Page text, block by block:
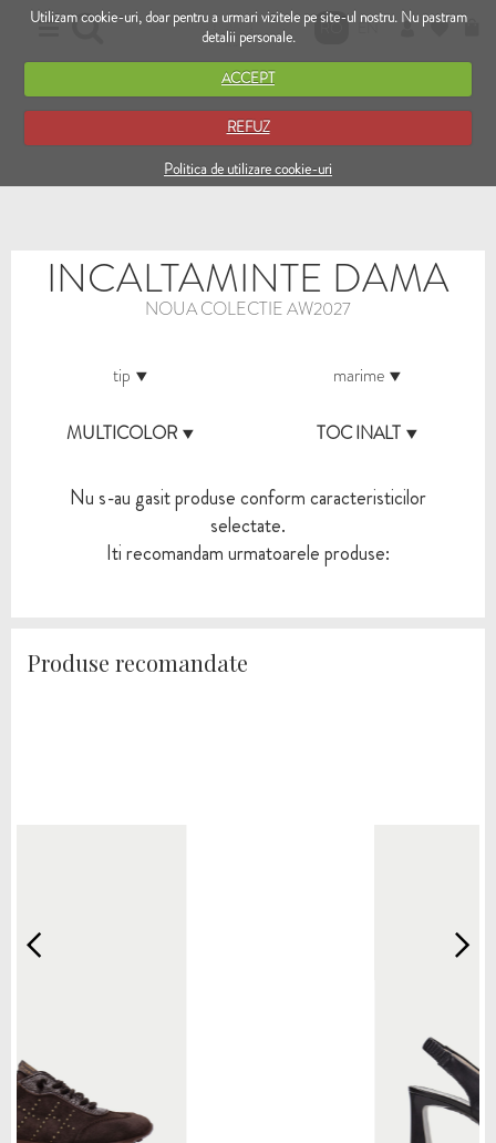
Utilizam cookie-uri, doar pentru a urmari vizitele pe site-ul nostru. Nu pastram
detalii personale.
ACCEPT
REFUZ
Politica de utilizare cookie-uri
RO EN
INCALTAMINTE DAMA
NOUA COLECTIE AW2027
tip marime
MULTICOLOR TOC INALT
Nu s-au gasit produse conform caracteristicilor
selectate.
Iti recomandam urmatoarele produse:
Produse recomandate